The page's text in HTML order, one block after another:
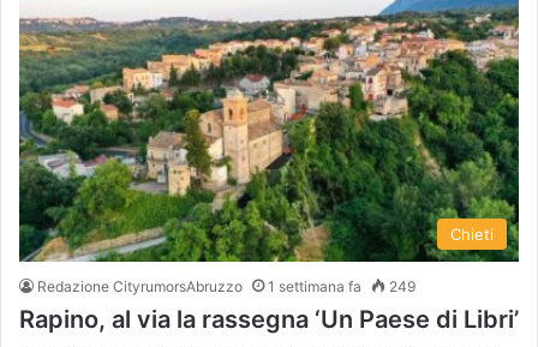
Chieti
Redazione CityrumorsAbruzzo 1 settimana fa 249
Rapino, al via la rassegna ‘Un Paese di Libri’